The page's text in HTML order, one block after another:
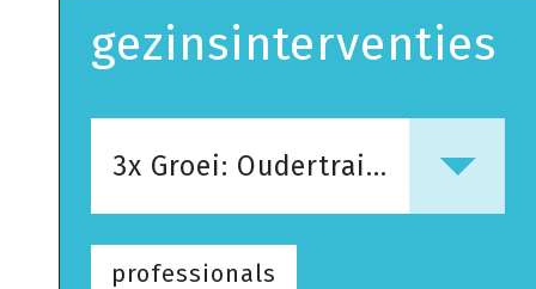
gezinsinterventies
3x Groei: Oudertraining
professionals